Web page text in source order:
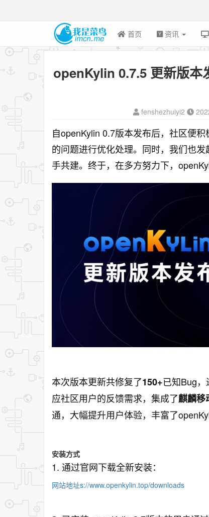
首页 资讯
openKylin 0.7.5 更新版本
fenshezhuiyi2
自openKylin 0.7版本发布后，社区便
的问题进行优化处理。同时，我们也
手共建。终于，在多方努力下，
本次版本更新共修复了150+已知Bug
应社区用户的反馈需求，集成了麒麟移
通，大幅提升用户体验，丰富了
安装方式
1. 通过官网下载全新安装：
网站地址s://www.openkylin.top/downloads